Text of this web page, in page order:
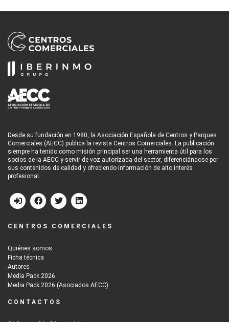
Desde su fundación en 1980, la Asociación Española de Centros y Parques
Comerciales (AECC) publica la revista Centros Comerciales. La publicación
siempre ha tenido como misión principal ser una herramienta útil para los
socios de la AECC y servir de voz autorizada del sector, diferenciándose por
sus contenidos de calidad y ofreciendo información de alto interés
profesional.
CENTROS COMERCIALES
Quiénes somos
Ficha técnica
Autores
Media Pack 2026
Media Pack 2026 (Asociados AECC)
CONTACTOS